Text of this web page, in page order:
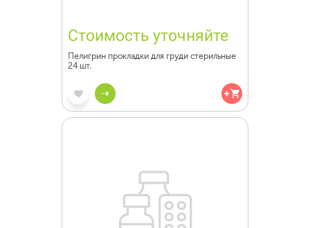
Стоимость уточняйте
Пелигрин прокладки для груди стерильные
24 шт.